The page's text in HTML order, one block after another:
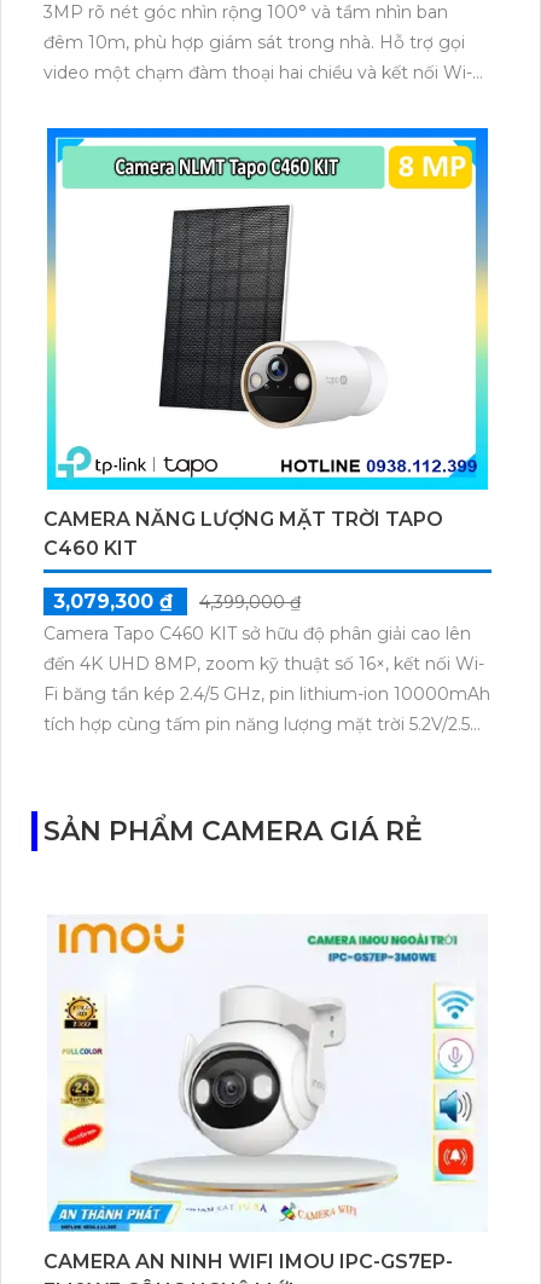
3MP rõ nét góc nhìn rộng 100° và tầm nhìn ban
đêm 10m, phù hợp giám sát trong nhà. Hỗ trợ gọi
video một chạm đàm thoại hai chiều và kết nối Wi-Fi
microSD tối đa 256GB hoặc lưu đám mây dễ lắp đặt
cho gia đình và văn phòng nhỏ.
CAMERA NĂNG LƯỢNG MẶT TRỜI TAPO
C460 KIT
3,079,300 ₫
4,399,000 ₫
Camera Tapo C460 KIT sở hữu độ phân giải cao lên
đến 4K UHD 8MP, zoom kỹ thuật số 16×, kết nối Wi-
Fi băng tần kép 2.4/5 GHz, pin lithium-ion 10000mAh
tích hợp cùng tấm pin năng lượng mặt trời 5.2V/2.5W.
SẢN PHẨM CAMERA GIÁ RẺ
CAMERA AN NINH WIFI IMOU IPC-GS7EP-